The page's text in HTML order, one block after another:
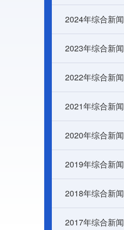
2024年综合新闻
2023年综合新闻
2022年综合新闻
2021年综合新闻
2020年综合新闻
2019年综合新闻
2018年综合新闻
2017年综合新闻